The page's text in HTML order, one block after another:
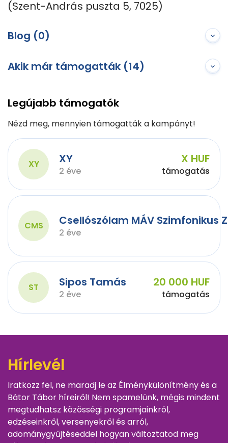
(Szent-András puszta 5, 7025)
Blog (0)
Akik már támogatták (14)
Legújabb támogatók
Nézd meg, mennyien támogatták a kampányt!
XY XY
2 éve
X HUF
támogatás
CMS Csellószólam MÁV Szimfonikus
2 éve
ST Sipos Tamás
2 éve
20 000 HUF
támogatás
Hírlevél
Iratkozz fel, ne maradj le az Élménykülönítmény és a
Bátor Tábor híreiről! Nem spamelünk, mégis mindent
megtudhatsz közösségi programjainkról,
edzéseinkről, versenyekről és arról,
adománygyűjtéseddel hogyan változtatod meg